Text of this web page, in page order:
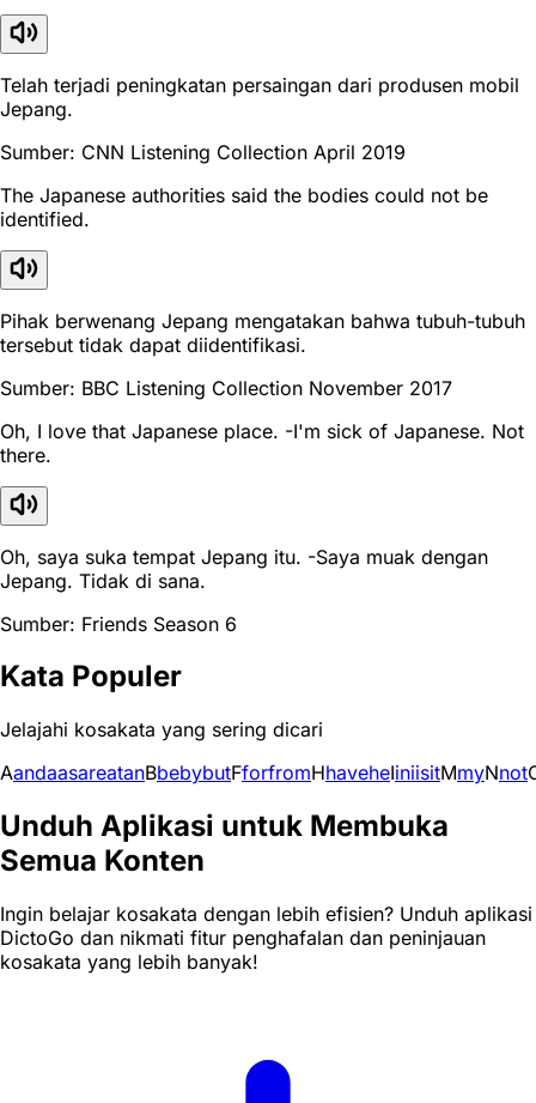
Telah terjadi peningkatan persaingan dari produsen mobil
Jepang.
Sumber: CNN Listening Collection April 2019
The Japanese authorities said the bodies could not be
identified.
Pihak berwenang Jepang mengatakan bahwa tubuh-tubuh
tersebut tidak dapat diidentifikasi.
Sumber: BBC Listening Collection November 2017
Oh, I love that Japanese place. -I'm sick of Japanese. Not
there.
Oh, saya suka tempat Jepang itu. -Saya muak dengan
Jepang. Tidak di sana.
Sumber: Friends Season 6
Kata Populer
Jelajahi kosakata yang sering dicari
AandaasareatanBbebybutFforfromHhaveheIiniisitMmyNnot
Unduh Aplikasi untuk Membuka
Semua Konten
Ingin belajar kosakata dengan lebih efisien? Unduh aplikasi
DictoGo dan nikmati fitur penghafalan dan peninjauan
kosakata yang lebih banyak!